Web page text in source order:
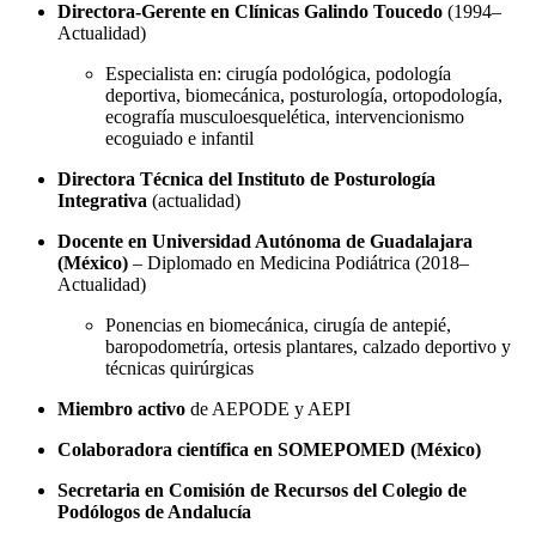
Directora-Gerente en Clínicas Galindo Toucedo (1994–
Actualidad)
Especialista en: cirugía podológica, podología
deportiva, biomecánica, posturología, ortopodología,
ecografía musculoesquelética, intervencionismo
ecoguiado e infantil
Directora Técnica del Instituto de Posturología
Integrativa (actualidad)
Docente en Universidad Autónoma de Guadalajara
(México) – Diplomado en Medicina Podiátrica (2018–
Actualidad)
Ponencias en biomecánica, cirugía de antepié,
baropodometría, ortesis plantares, calzado deportivo y
técnicas quirúrgicas
Miembro activo de AEPODE y AEPI
Colaboradora científica en SOMEPOMED (México)
Secretaria en Comisión de Recursos del Colegio de
Podólogos de Andalucía